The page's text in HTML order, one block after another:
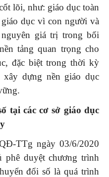
lõi, như: giáo dục toàn
dục vì con người và
giá trị trong bối
tảng quan trọng cho
đặc biệt trong thời kỳ
dựng nền giáo dục
tại các cơ sở giáo dục
TTg ngày 03/6/2020
phê duyệt chương trình
đổi số là quá trình